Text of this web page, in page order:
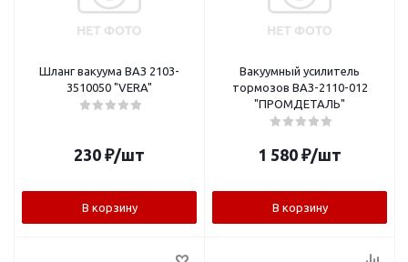
Шланг вакуума ВАЗ 2103-
3510050 "VERA"
230 ₽/шт
В корзину
Вакуумный усилитель
тормозов ВАЗ-2110-012
"ПРОМДЕТАЛЬ"
1 580 ₽/шт
В корзину